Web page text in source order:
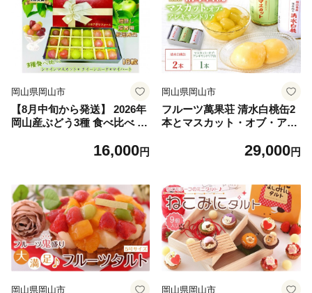
岡山県岡山市
【8月中旬から発送】 2026年
岡山産ぶどう3種 食べ比べ 宝
ンマスカット マイハート 粒
ルーツ 数量限定 【箱カラ
ー：レッド】
16,000円
岡山県岡山市
フルーツ萬果荘 清水白桃缶2
本とマスカット・オブ・アレ
29,000円
岡山県岡山市 岡山県岡山市